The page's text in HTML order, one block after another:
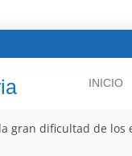
INICIO
gran dificultad de